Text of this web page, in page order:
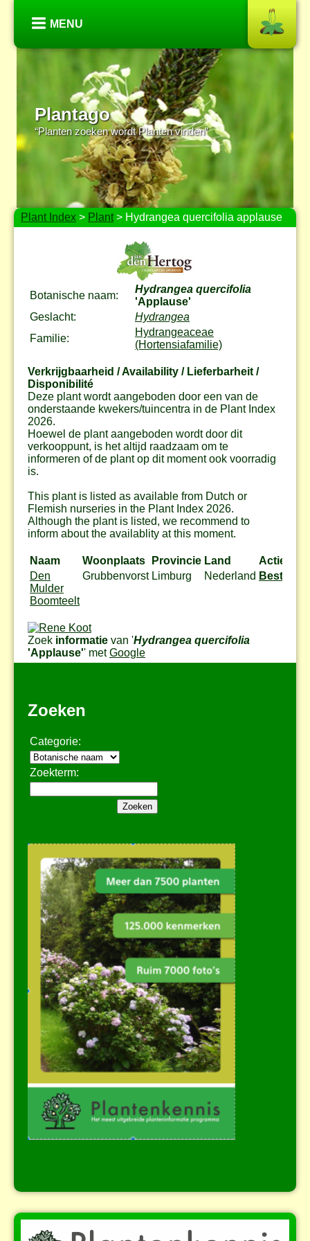
MENU
Plantago
“Planten zoeken wordt Planten vinden”
Plant Index > Plant> Hydrangea quercifolia applause
Botanische naam:
Hydrangea quercifolia
'Applause'
Geslacht:
Hydrangea
Familie:
Hydrangeaceae
(Hortensiafamilie)
Verkrijgbaarheid / Availability / Lieferbarheit /
Disponibilité
Deze plant wordt aangeboden door een van de
onderstaande kwekers/tuincentra in de Plant Index
2026.
Hoewel de plant aangeboden wordt door dit
verkooppunt, is het altijd raadzaam om te
informeren of de plant op dit moment ook voorradig
is.
This plant is listed as available from Dutch or
Flemish nurseries in the Plant Index 2026.
Although the plant is listed, we recommend to
inform about the availablity at this moment.
Naam Woonplaats Provincie Land
Actie
Den
Mulder
Boomteelt
Grubbenvorst Limburg Nederland Bestel
Zoek informatie van 'Hydrangea quercifolia
'Applause'' metGoogle
Zoeken
Categorie:
Zoekterm: